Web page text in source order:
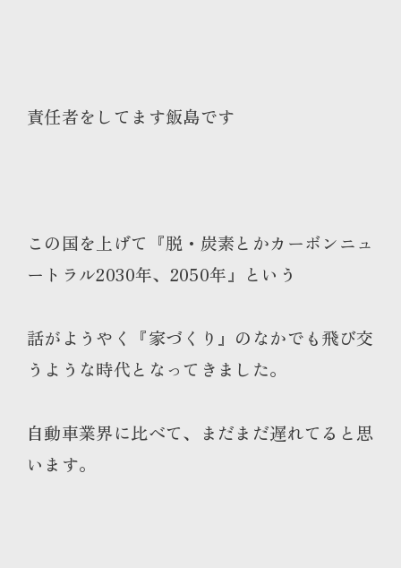
責任者をしてます飯島です
この国を上げて『脱・炭素とかカーボンニュ
ートラル2030年、2050年』という
話がようやく『家づくり』のなかでも飛び交
うような時代となってきました。
自動車業界に比べて、まだまだ遅れてると思
います。